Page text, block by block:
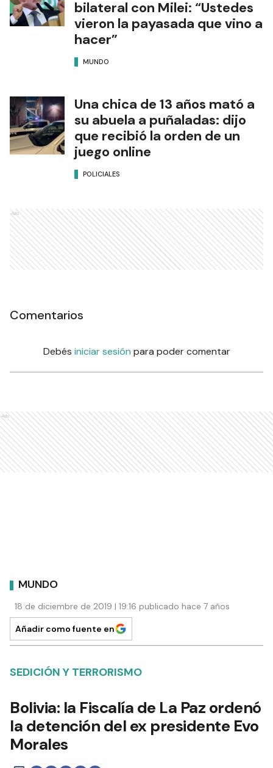
bilateral con Milei: “Ustedes
vieron la payasada que vino a
hacer”
MUNDO
Una chica de 13 años mató a
su abuela a puñaladas: dijo
que recibió la orden de un
juego online
POLICIALES
Ads
Comentarios
Debés iniciar sesión para poder comentar
Ads
MUNDO
18 de diciembre de 2019 | 19:16 publicado hace 7 años
Añadir como fuente en
SEDICIÓN Y TERRORISMO
Bolivia: la Fiscalía de La Paz ordenó
la detención del ex presidente Evo
Morales